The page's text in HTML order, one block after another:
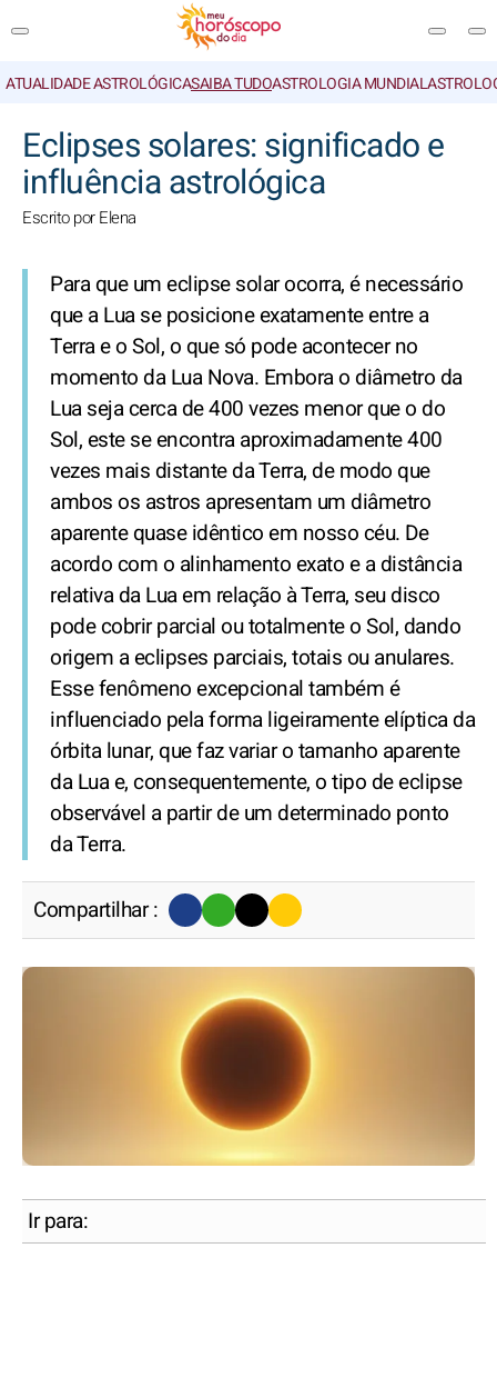
ATUALIDADE ASTROLÓGICASAIBA TUDOASTROLOGIA MUNDIAL
Eclipses solares: significado e
influência astrológica
Escrito por Elena
Para que um eclipse solar ocorra, é necessário
que a Lua se posicione exatamente entre a
Terra e o Sol, o que só pode acontecer no
momento da Lua Nova. Embora o diâmetro da
Lua seja cerca de 400 vezes menor que o do
Sol, este se encontra aproximadamente 400
vezes mais distante da Terra, de modo que
ambos os astros apresentam um diâmetro
aparente quase idêntico em nosso céu. De
acordo com o alinhamento exato e a distância
relativa da Lua em relação à Terra, seu disco
pode cobrir parcial ou totalmente o Sol, dando
origem a eclipses parciais, totais ou anulares.
Esse fenômeno excepcional também é
influenciado pela forma ligeiramente elíptica da
órbita lunar, que faz variar o tamanho aparente
da Lua e, consequentemente, o tipo de eclipse
observável a partir de um determinado ponto
da Terra.
Compartilhar :
Ir para: